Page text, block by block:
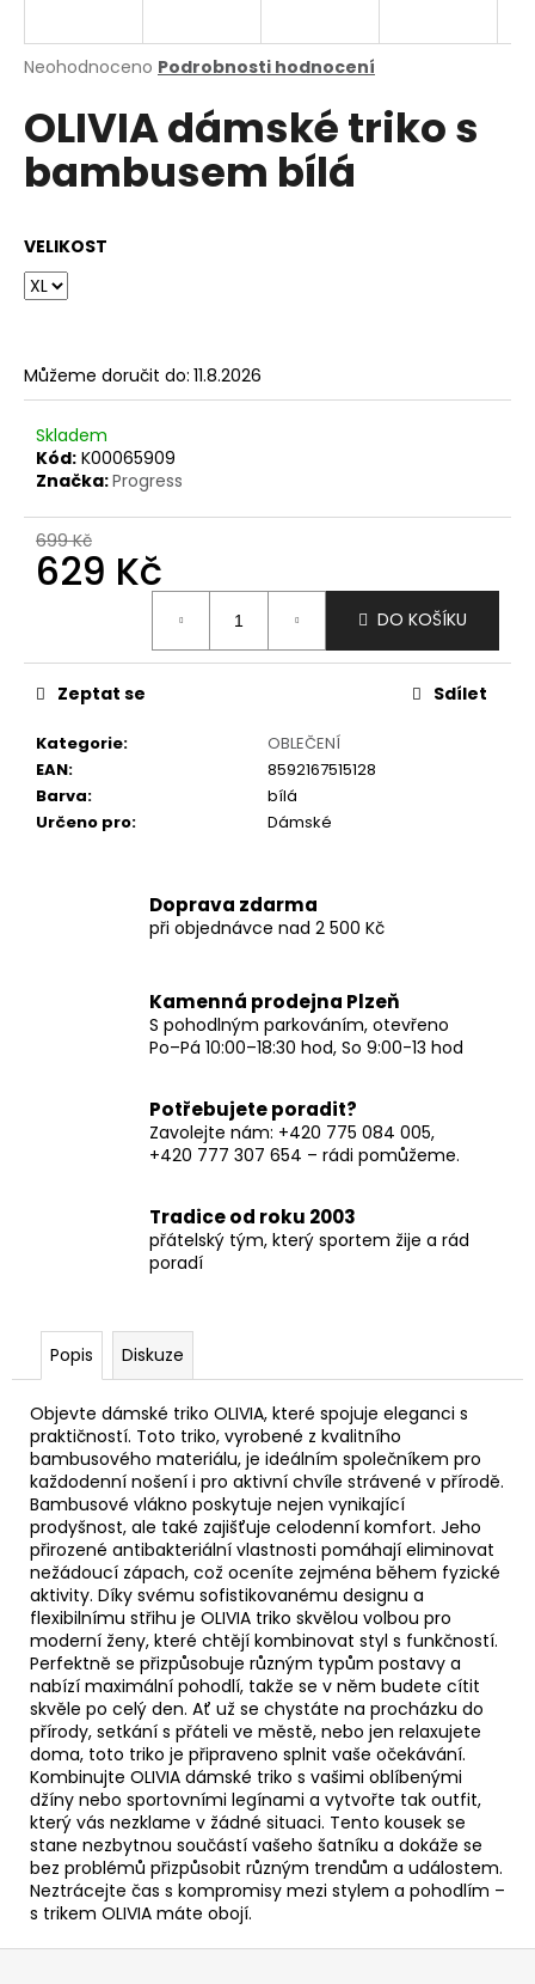
Průměrné
produktu
je
0,0
Neohodnoceno Podrobnosti hodnocení
OLIVIA dámské triko s
bambusem bílá
VELIKOST
Můžeme doručit do: 11.8.2026
Skladem
Kód: K00065909
Značka:Progress
699 Kč
629 Kč
DO KOŠÍKU
Kategorie:
OBLEČENÍ
EAN:
8592167515128
Barva:
bílá
Určeno pro: Dámské
Zeptat se Sdílet
Doprava zdarma
při objednávce nad 2 500 Kč
Kamenná prodejna Plzeň
S pohodlným parkováním, otevřeno
Po–Pá 10:00–18:30 hod, So 9:00-13 hod
Potřebujete poradit?
Zavolejte nám: +420 775 084 005,
+420 777 307 654 – rádi pomůžeme.
Tradice od roku 2003
přátelský tým, který sportem žije a rád
poradí
Popis Diskuze
Objevte dámské triko OLIVIA, které spojuje eleganci s
praktičností. Toto triko, vyrobené z kvalitního
bambusového materiálu, je ideálním společníkem pro
každodenní nošení i pro aktivní chvíle strávené v přírodě.
Bambusové vlákno poskytuje nejen vynikající
prodyšnost, ale také zajišťuje celodenní komfort. Jeho
přirozené antibakteriální vlastnosti pomáhají eliminovat
nežádoucí zápach, což oceníte zejména během fyzické
aktivity. Díky svému sofistikovanému designu a
flexibilnímu střihu je OLIVIA triko skvělou volbou pro
moderní ženy, které chtějí kombinovat styl s funkčností.
Perfektně se přizpůsobuje různým typům postavy a
nabízí maximální pohodlí, takže se v něm budete cítit
skvěle po celý den. Ať už se chystáte na procházku do
přírody, setkání s přáteli ve městě, nebo jen relaxujete
doma, toto triko je připraveno splnit vaše očekávání.
Kombinujte OLIVIA dámské triko s vašimi oblíbenými
džíny nebo sportovními legínami a vytvořte tak outfit,
který vás nezklame v žádné situaci. Tento kousek se
stane nezbytnou součástí vašeho šatníku a dokáže se
bez problémů přizpůsobit různým trendům a událostem.
Neztrácejte čas s kompromisy mezi stylem a pohodlím –
s trikem OLIVIA máte obojí.
j
t
?
D
o
p
o
u
č
u
e
Z